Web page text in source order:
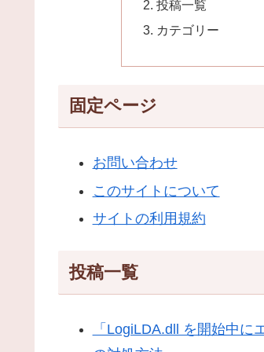
投稿一覧
カテゴリー
固定ページ
お問い合わせ
このサイトについて
サイトの利用規約
投稿一覧
「LogiLDA.dll を開始中に